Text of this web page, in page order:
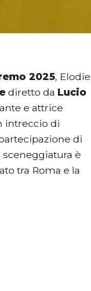
2025, Elodie
diretto da Lucio
e attrice
intreccio di
di
sceneggiatura è
tra Roma e la